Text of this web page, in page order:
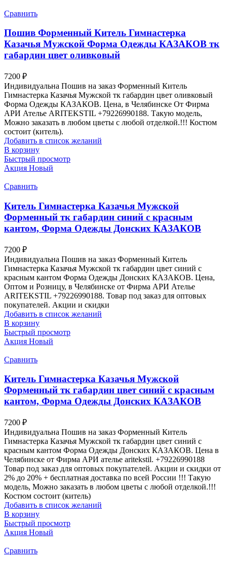
Сравнить
Пошив Форменный Китель Гимнастерка
Казачья Мужской Форма Одежды КАЗАКОВ тк
габардин цвет оливковый
7200 ₽
Индивидуальна Пошив на заказ Форменный Китель
Гимнастерка Казачья Мужской тк габардин цвет оливковый
Форма Одежды КАЗАКОВ. Цена, в Челябинске От Фирма
АРИ Ателье ARITEKSTIL +79226990188. Такую модель,
Mожно заказать в любом цветы с любой отделкой.!!! Костюм
состоит (китель).
Добавить в список желаний
В корзину
Быстрый просмотр
Акция Новый
Сравнить
Китель Гимнастерка Казачья Мужской
Форменный тк габардин синий с красным
кантом, Форма Одежды Донских КАЗАКОВ
7200 ₽
Индивидуальна Пошив на заказ Форменный Китель
Гимнастерка Казачья Мужской тк габардин цвет синий с
красным кантом Форма Одежды Донских КАЗАКОВ. Цена,
Оптом и Розницу, в Челябинске от Фирма АРИ Ателье
ARITEKSTIL +79226990188. Товар под заказ для оптовых
покупателей. Акции и скидки
Добавить в список желаний
В корзину
Быстрый просмотр
Акция Новый
Сравнить
Китель Гимнастерка Казачья Мужской
Форменный тк габардин цвет синий с красным
кантом, Форма Одежды Донских КАЗАКОВ
7200 ₽
Индивидуальна Пошив на заказ Форменный Китель
Гимнастерка Казачья Мужской тк габардин цвет синий с
красным кантом Форма Одежды Донских КАЗАКОВ. Цена в
Челябинске от Фирма АРИ ателье aritekstil. +79226990188
Товар под заказ для оптовых покупателей. Акции и скидки от
2% до 20% + бесплатная доставка по всей России !!! Такую
модель, Mожно заказать в любом цветы с любой отделкой.!!!
Костюм состоит (китель)
Добавить в список желаний
В корзину
Быстрый просмотр
Акция Новый
Сравнить